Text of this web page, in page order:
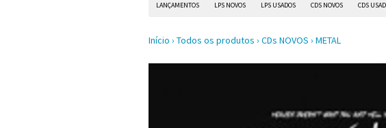
LANÇAMENTOS LPS NOVOS LPS USADOS CDS NOVOS CDS
Início › Todos os produtos › CDs NOVOS › METAL